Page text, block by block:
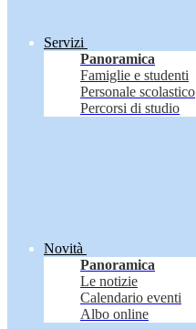
Servizi
Panoramica
Famiglie e studenti
Personale scolastico
Percorsi di studio
Novità
Panoramica
Le notizie
Calendario eventi
Albo online